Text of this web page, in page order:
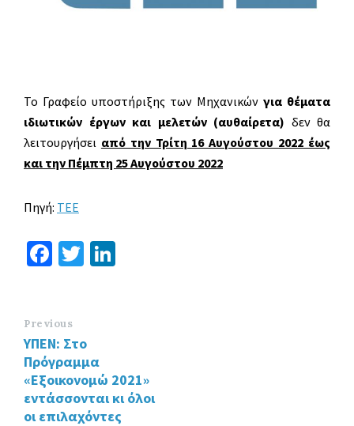
Το Γραφείο υποστήριξης των Μηχανικών για θέματα
ιδιωτικών έργων και μελετών (αυθαίρετα) δεν θα
λειτουργήσει από την Τρίτη 16 Αυγούστου 2022 έως
και την Πέμπτη 25 Αυγούστου 2022
Πηγή: ΤΕΕ
Fa
o
o
k
T
Previous
ΥΠΕΝ: Στο
Πρόγραμμα
«Εξοικονομώ 2021»
εντάσσονται κι όλοι
οι επιλαχόντες